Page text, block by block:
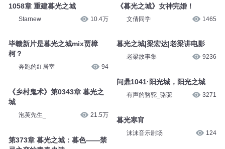
1058章 重建暮光之城
Starnew 10.4万
毕赣新片是暮光之城mix贾樟
柯？
奔跑的红居室 94
《乡村鬼术》第0343章 暮光之
城
泡芙先生_ 21.5万
第373章 暮光之城：暮色——禁
《暮光之城》女神完婚！
文倩同学 1465
暮光之城|梁宏达|老梁讲电影
老梁故事集 9236
问鼎1041·阳光城，阳光之城
有声的骆驼_骆驼 3271
暮光寒宵
沫沫音乐剧场 124